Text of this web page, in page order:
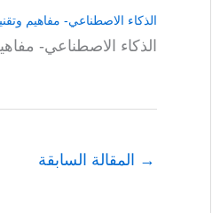
الذكاء الاصطناعي- مفاهيم
الذكاء الاصطناعي-
→ المقالة السابقة